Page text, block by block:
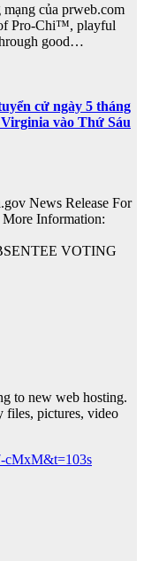
của prweb.com
Pro-Chi™, playful
good…
cử ngày 5 tháng
vào Thứ Sáu
News Release For
More Information:
VOTING
to new web hosting.
files, pictures, video
cMxM&t=103s